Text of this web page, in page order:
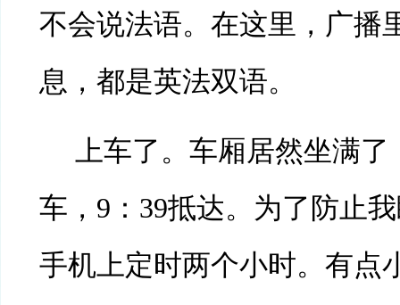
不会说法语。在这里，广播
息，都是英法双语。
上车了。车厢居然坐满了
车，9：39抵达。为了防止
手机上定时两个小时。有点